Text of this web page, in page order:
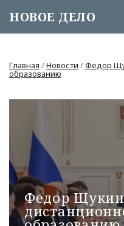
НОВОЕ ДЕЛО
Главная /Новости /Федор
образованию
Федор